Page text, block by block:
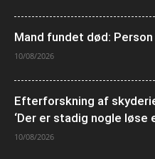
Mand fundet død:
10/08/2026
Efterforskning af
‘Der er stadig nogle løse
10/08/2026